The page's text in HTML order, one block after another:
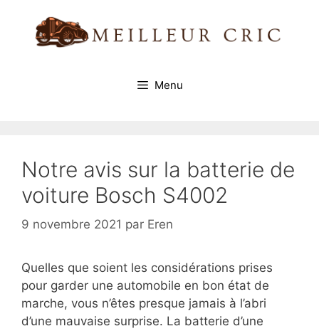
contenu
Menu
Notre avis sur la batterie de
voiture Bosch S4002
9 novembre 2021 par Eren
Quelles que soient les considérations prises
pour garder une automobile en bon état de
marche, vous n’êtes presque jamais à l’abri
d’une mauvaise surprise. La batterie d’une